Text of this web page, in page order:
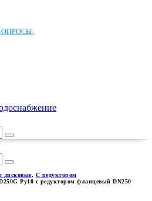
дисковые, С редуктором
Ру10 с редуктором фланцевый DN250